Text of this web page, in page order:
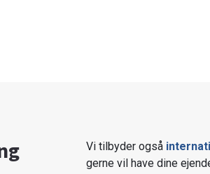
Vi tilbyder også
gerne vil have dine